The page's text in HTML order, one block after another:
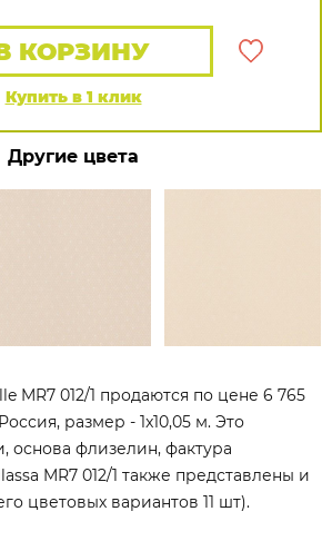
Купить в 1 клик
КОРЗИНУ
Другие цвета
MR7 012/1 продаются по цене 6 765
размер - 1x10,05 м. Это
основа флизелин, фактура
MR7 012/1 также представлены и
цветовых вариантов 11 шт).